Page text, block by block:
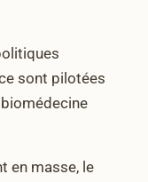
sont pilotées
en masse, le